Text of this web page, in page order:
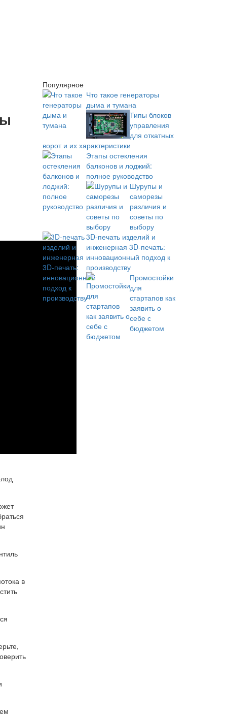
в
Популярное
Что такое генераторы
дыма и тумана
Типы блоков
управления
для откатных
ворот и их характеристики
Этапы остекления
балконов и лоджий:
полное руководство
Шурупы и
саморезы
различия и
советы по
выбору
3D-печать изделий и
инженерная 3D-печать:
инновационный подход к
производству
Промостойки
для
стартапов как
заявить о
себе с
бюджетом